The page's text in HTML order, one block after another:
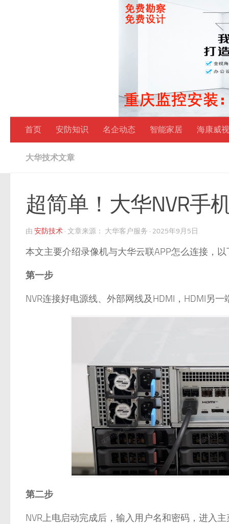
首页 安防知识 名企动态 智能家居 海康威视
大华技术文章
超简单！大华NVR手
由 安防技术 · 文章来源： 大华客户服务 · 2025年9月5日
本文主要介绍录像机与大华云联APP怎么连接，
第一步
NVR连接好电源线、外部网线及HDMI，HDMI另一
第二步
NVR上电启动完成后，输入用户名和密码，进入主